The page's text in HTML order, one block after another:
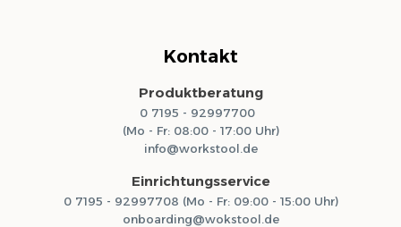
Kontakt
Produktberatung
0 7195 - 92997700
(Mo - Fr: 08:00 - 17:00 Uhr)
info@workstool.de
Einrichtungsservice
0 7195 - 92997708 (Mo - Fr: 09:00 - 15:00 Uhr)
onboarding@wokstool.de